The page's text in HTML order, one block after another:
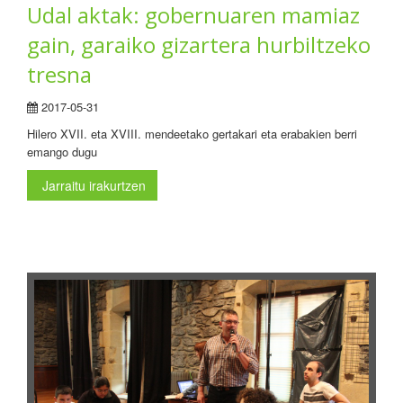
Udal aktak: gobernuaren mamiaz
gain, garaiko gizartera hurbiltzeko
tresna
2017-05-31
Hilero XVII. eta XVIII. mendeetako gertakari eta erabakien berri
emango dugu
Jarraitu irakurtzen